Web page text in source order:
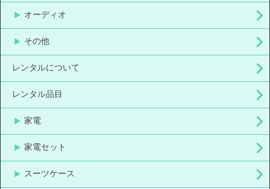
オーディオ
その他
レンタルについて
レンタル品目
家電
家電セット
スーツケース